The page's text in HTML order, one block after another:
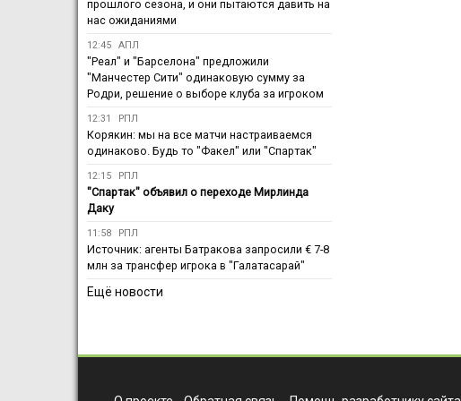
прошлого сезона, и они пытаются давить на
нас ожиданиями
12:45 АПЛ
"Реал" и "Барселона" предложили
"Манчестер Сити" одинаковую сумму за
Родри, решение о выборе клуба за игроком
12:31 РПЛ
Корякин: мы на все матчи настраиваемся
одинаково. Будь то "Факел" или "Спартак"
12:15 РПЛ
"Спартак" объявил о переходе Мирлинда
Даку
11:58 РПЛ
Источник: агенты Батракова запросили € 7-8
млн за трансфер игрока в "Галатасарай"
Ещё новости